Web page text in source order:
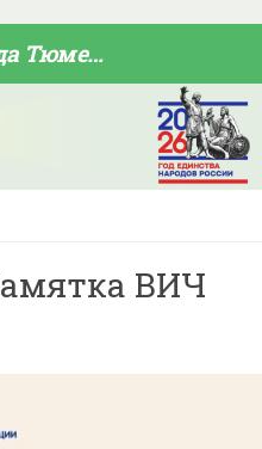
МАОУ СОШ №56 города Тюмени
ВИЧ